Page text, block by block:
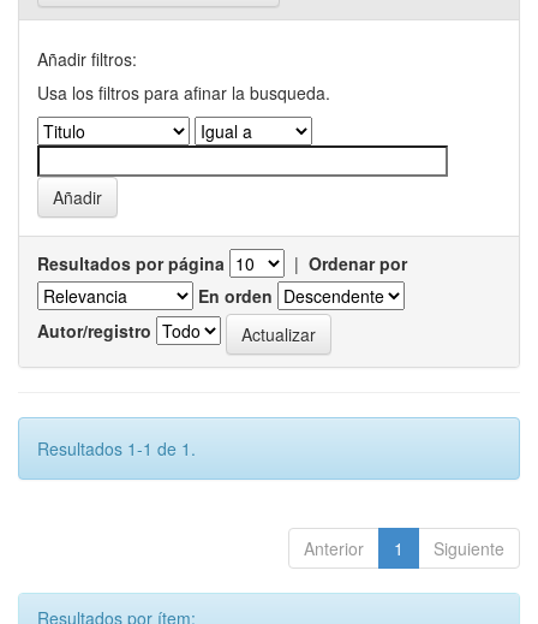
Añadir filtros:
Usa los filtros para afinar la busqueda.
Resultados por página | Ordenar por
En orden
Autor/registro
Resultados 1-1 de 1.
Anterior 1 Siguiente
Resultados por ítem: